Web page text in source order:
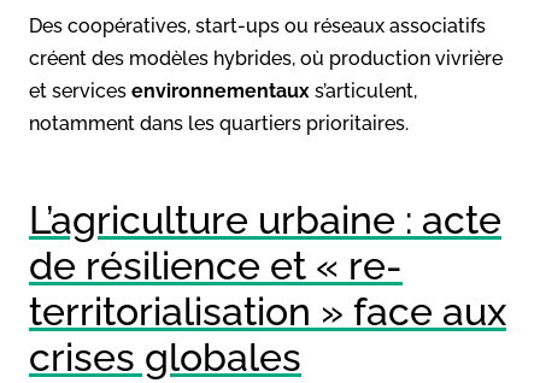
Des coopératives, start-ups ou réseaux associatifs
créent des modèles hybrides, où production vivrière
et services environnementaux s’articulent,
notamment dans les quartiers prioritaires.
L’agriculture urbaine : acte
de résilience et « re-
territorialisation » face aux
crises globales